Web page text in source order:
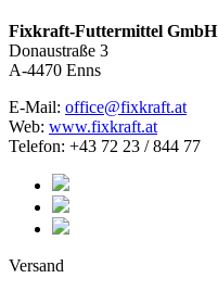
Fixkraft-Futtermittel GmbH
Donaustraße 3
A-4470 Enns
E-Mail: office@fixkraft.at
Web: www.fixkraft.at
Telefon: +43 72 23 / 844 77
Versand